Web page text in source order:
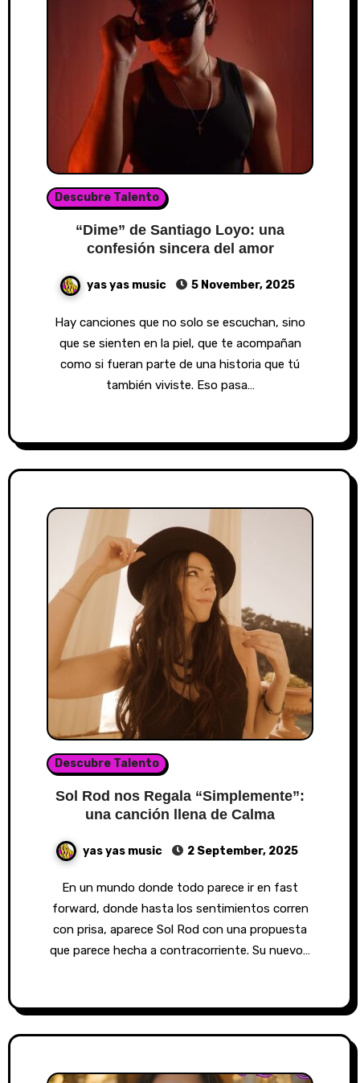
Descubre Talento
“Dime” de Santiago Loyo: una
confesión sincera del amor
yas yas music 5 November, 2025
Hay canciones que no solo se escuchan, sino
que se sienten en la piel, que te acompañan
como si fueran parte de una historia que tú
también viviste. Eso pasa…
Descubre Talento
Sol Rod nos Regala “Simplemente”:
una canción llena de Calma
yas yas music 2 September, 2025
En un mundo donde todo parece ir en fast
forward, donde hasta los sentimientos corren
con prisa, aparece Sol Rod con una propuesta
que parece hecha a contracorriente. Su nuevo…